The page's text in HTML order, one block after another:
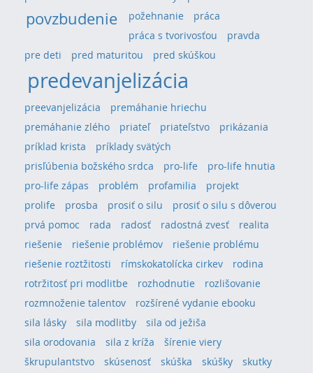
povzbudenie požehnanie
práca
práca s tvorivosťou
pravda
pre deti
pred maturitou pred skúškou
predevanjelizácia
preevanjelizácia
premáhanie hriechu
premáhanie zlého
priateľ priateľstvo
prikázania
príklad krista
príklady svätých
prisľúbenia božského srdca
pro-life
pro-life hnutia
pro-life zápas
problém profamilia
projekt
prolife
prosba prosiť o silu
prosiť o silu s dôverou
prvá pomoc
rada radosť radostná zvesť
realita
riešenie
riešenie problémov
riešenie problému
riešenie roztžitosti
rímskokatolícka cirkev
rodina
rotržitosť pri modlitbe
rozhodnutie
rozlišovanie
rozmnoženie talentov
rozšírené vydanie ebooku
sila lásky
sila modlitby
sila od ježiša
sila orodovania
sila z kríža
šírenie viery
škrupulantstvo
skúsenosť skúška skúšky
skutky